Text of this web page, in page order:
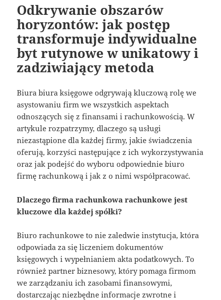
Odkrywanie obszarów
horyzontów: jak postęp
transformuje indywidualne
byt rutynowe w unikatowy i
zadziwiający metoda
Biura biura księgowe odgrywają kluczową rolę we
asystowaniu firm we wszystkich aspektach
odnoszących się z finansami i rachunkowością. W
artykule rozpatrzymy, dlaczego są usługi
niezastąpione dla każdej firmy, jakie świadczenia
oferują, korzyści następujące z ich wykorzystywania
oraz jak podejść do wyboru odpowiednie biuro
firmę rachunkową i jak z o nimi współpracować.
Dlaczego firma rachunkowa rachunkowe jest
kluczowe dla każdej spółki?
Biuro rachunkowe to nie zaledwie instytucja, która
odpowiada za się liczeniem dokumentów
księgowych i wypełnianiem akta podatkowych. To
również partner biznesowy, który pomaga firmom
we zarządzaniu ich zasobami finansowymi,
dostarczając niezbędne informacje zwrotne i